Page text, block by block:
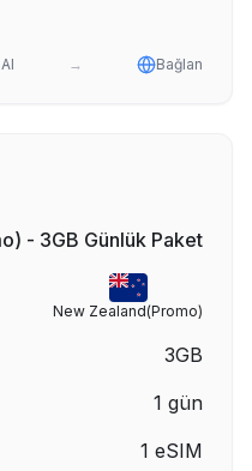
→ Bağlan
- 3GB Günlük Paket
New Zealand(Promo)
3GB
1 gün
1 eSIM